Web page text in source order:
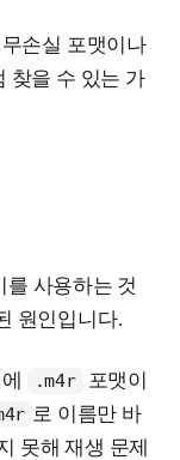
무손실 포맷이나
찾을 수 있는 가
사용하는 것
원인입니다.
.m4r
포맷이
로 이름만 바
못해 재생 문제